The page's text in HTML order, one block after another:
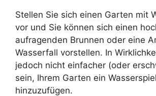
Stellen Sie sich einen Garten mit
vor und Sie können sich einen
aufragenden Brunnen oder eine
Wasserfall vorstellen. In
jedoch nicht einfacher (oder
sein, Ihrem Garten ein Wasserspiel
hinzuzufügen.